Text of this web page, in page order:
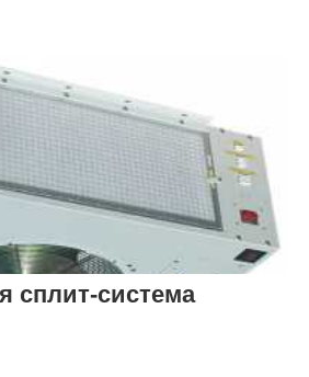
сплит-система